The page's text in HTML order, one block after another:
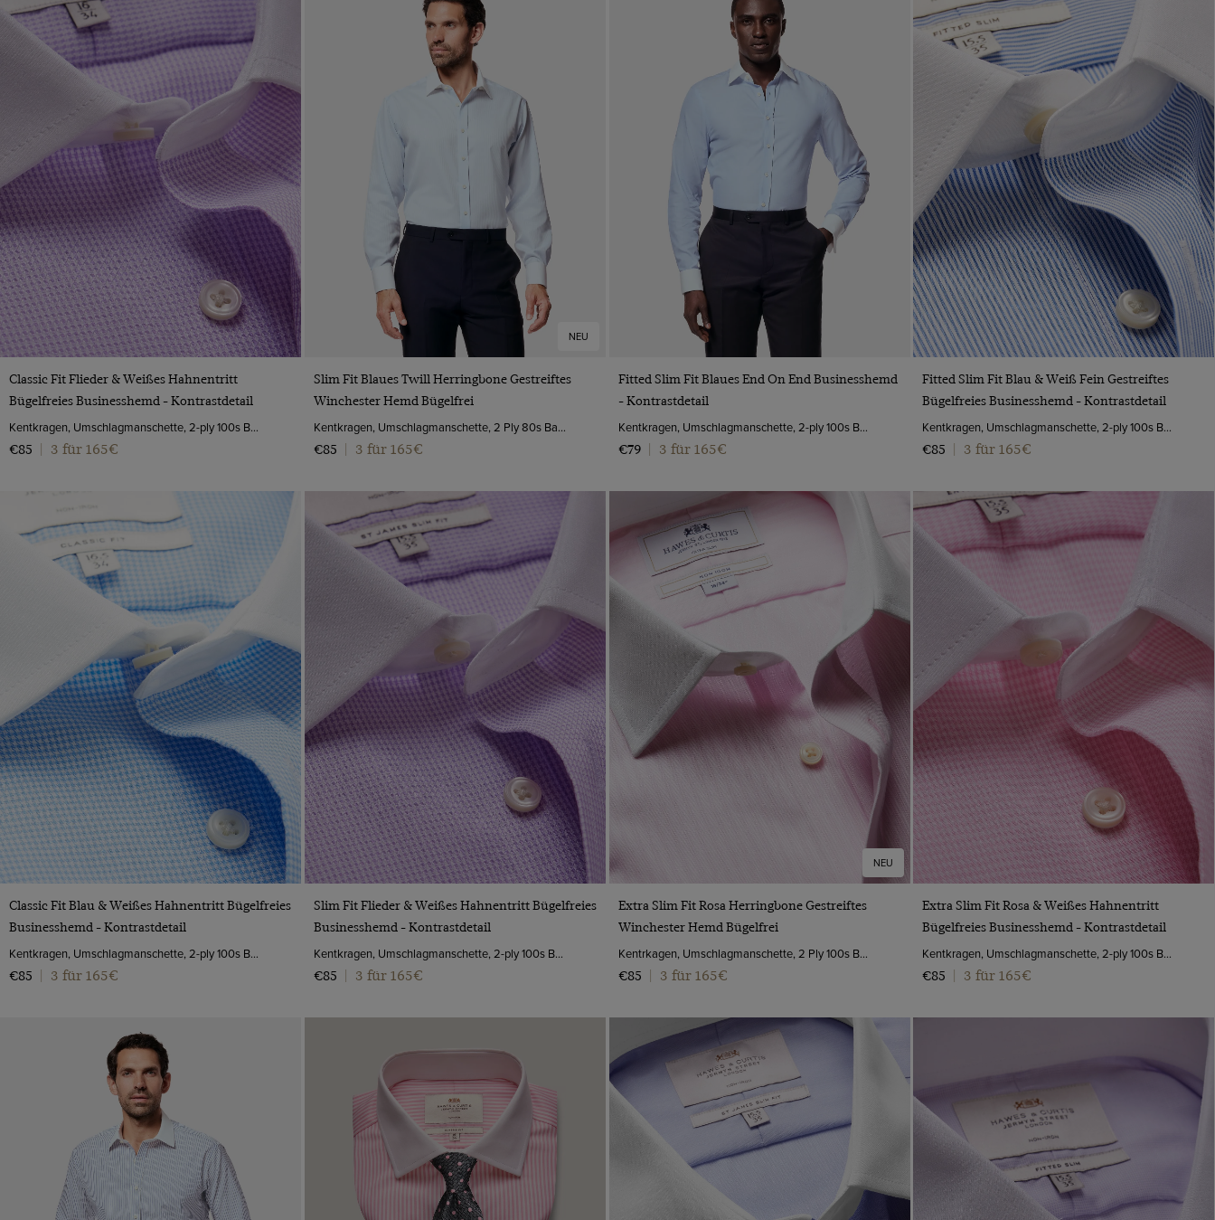
VORSCHAU
Classic Fit Flieder & Weißes Hahnentritt
Bügelfreies Businesshemd - Kontrastdetail
Kentkragen, Umschlagmanschette, 2-ply 100s Baumwolle
€85
3 für 165€
NEU
VORSCHAU
Slim Fit Blaues Twill Herringbone Gestreiftes
Winchester Hemd Bügelfrei
Kentkragen, Umschlagmanschette, 2 Ply 80s Baumwolle
€85
3 für 165€
VORSCHAU
Fitted Slim Fit Blaues End On End Businesshemd
- Kontrastdetail
Kentkragen, Umschlagmanschette, 2-ply 100s Baumwolle
€79
3 für 165€
VORSCHAU
Fitted Slim Fit Blau & Weiß Fein Gestreiftes
Bügelfreies Businesshemd - Kontrastdetail
Kentkragen, Umschlagmanschette, 2-ply 100s Baumwolle
€85
3 für 165€
VORSCHAU
Classic Fit Blau & Weißes Hahnentritt Bügelfreies
Businesshemd - Kontrastdetail
Kentkragen, Umschlagmanschette, 2-ply 100s Baumwolle
€85
3 für 165€
VORSCHAU
Slim Fit Flieder & Weißes Hahnentritt Bügelfreies
Businesshemd - Kontrastdetail
Kentkragen, Umschlagmanschette, 2-ply 100s Baumwolle
€85
3 für 165€
NEU
VORSCHAU
Extra Slim Fit Rosa Herringbone Gestreiftes
Winchester Hemd Bügelfrei
Kentrkagen, Umschlagmanschette, 2 Ply 100s Baumwolle
€85
3 für 165€
VORSCHAU
Extra Slim Fit Rosa & Weißes Hahnentritt
Bügelfreies Businesshemd - Kontrastdetail
Kentkragen, Umschlagmanschette, 2-ply 100s Baumwolle
€85
3 für 165€